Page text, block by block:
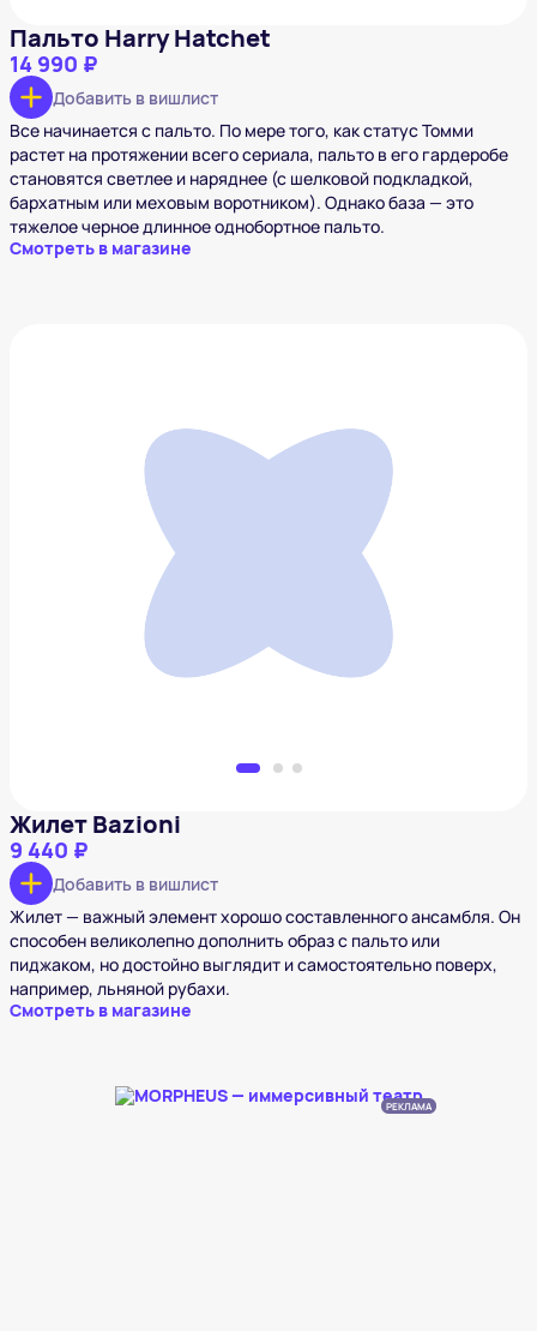
Пальто Harry Hatchet
14 990 ₽
Добавить в вишлист
Все начинается с пальто. По мере того, как статус Томми
растет на протяжении всего сериала, пальто в его гардеробе
становятся светлее и наряднее (с шелковой подкладкой,
бархатным или меховым воротником). Однако база — это
тяжелое черное длинное однобортное пальто.
Смотреть в магазине
Жилет Bazioni
9 440 ₽
Добавить в вишлист
Жилет — важный элемент хорошо составленного ансамбля. Он
способен великолепно дополнить образ с пальто или
пиджаком, но достойно выглядит и самостоятельно поверх,
например, льняной рубахи.
Смотреть в магазине
РЕКЛАМА